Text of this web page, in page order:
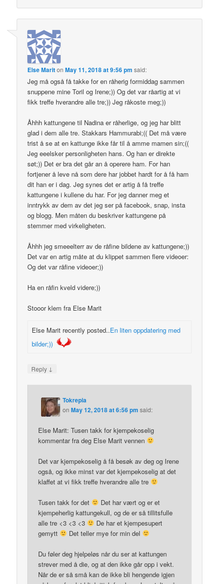
Else MaritonMay 11, 2018 at 9:56 pm said:
Jeg må også få takke for en råherig formiddag sammen
snuppene mine Toril og Irene;)) Og det var råartig at vi
fikk treffe hverandre alle tre;)) Jeg råkoste meg;))
Åhhh kattungene til Nadina er råherlige, og jeg har blitt
glad i dem alle tre. Stakkars Hammurabi;(( Det må være
trist å se at en kattunge ikke får til å amme mamen sin;((
Jeg eeelsker personligheten hans. Og han er direkte
søt;)) Det er bra det går an å operere ham. For han
fortjener å leve nå som dere har jobbet hardt for å få ham
dit han er i dag. Jeg synes det er artig å få treffe
kattungene i kullene du har. For jeg danner meg et
inntrykk av dem av det jeg ser på facebook, snap, insta
og blogg. Men måten du beskriver kattungene på
stemmer med virkeligheten.
Åhhh jeg smeeelterr av de råfine bildene av kattungene;))
Det var en artig måte at du klippet sammen flere videoer:
Og det var råfine videoer;))
Ha en råfin kveld videre;))
Stooor klem fra Else Marit
Else Marit recently posted..En liten oppdatering med
bilder;))
Reply ↓
Tokrepia
onMay 12, 2018 at 6:56 pm said:
Else Marit: Tusen takk for kjempekoselig
kommentar fra deg Else Marit vennen
Det var kjempekoselig å få besøk av deg og Irene
også, og ikke minst var det kjempekoselig at det
klaffet at vi fikk treffe hverandre alle tre
Tusen takk for det
Det har vært og er et
kjempeherlig kattungekull, og de er så tillitsfulle
alle tre <3 <3 <3
De har et kjempesupert
gemytt
Det teller mye for min del
Du føler deg hjelpeløs når du ser at kattungen
strever med å die, og at den ikke går opp i vekt.
Når de er så små kan de ikke bli hengende igjen